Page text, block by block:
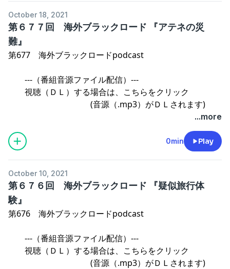
October 18, 2021
第６７７回 海外ブラックロード 『アテネの災
難』
第677 海外ブラックロードpodcast
---（番組音源ファイル配信）---
視聴（ＤＬ）する場合は、こちらをクリック
(音源（.mp3）がＤＬされます)
⇒海外ブラックロード ファミリー SHOPご案内
...more
0min Play
October 10, 2021
第６７６回 海外ブラックロード 『疑似旅行体
験』
第676 海外ブラックロードpodcast
---（番組音源ファイル配信）---
視聴（ＤＬ）する場合は、こちらをクリック
(音源（.mp3）がＤＬされます)